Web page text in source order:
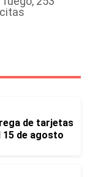
de tarjetas
15 de agosto